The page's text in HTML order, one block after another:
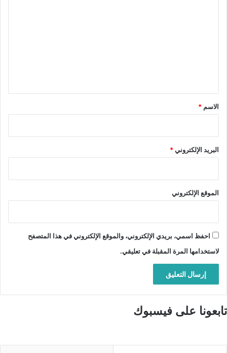
*
الاسم *
البريد الإلكتروني*
الموقع الإلكتروني
احفظ اسمي، بريدي الإلكتروني، والموقع الإلكتروني في هذا المتصفح
لاستخدامها المرة المقبلة في تعليقي.
تابعونا على فيسبوك